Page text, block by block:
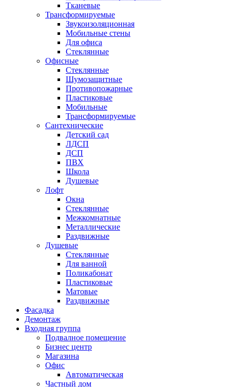
Тканевые
Трансформируемые
Звукоизоляционная
Мобильные стены
Для офиса
Стеклянные
Офисные
Стеклянные
Шумозащитные
Противопожарные
Пластиковые
Мобильные
Трансформируемые
Сантехнические
Детский сад
ЛДСП
ДСП
ПВХ
Школа
Душевые
Лофт
Окна
Стеклянные
Межкомнатные
Металлические
Раздвижные
Душевые
Стеклянные
Для ванной
Поликабонат
Пластиковые
Матовые
Раздвижные
Фасадка
Демонтаж
Входная группа
Подвалное помещение
Бизнес центр
Магазина
Офис
Автоматическая
Частный дом